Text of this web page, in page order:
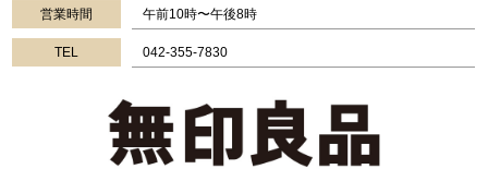
営業時間 午前10時〜午後8時
TEL 042-355-7830